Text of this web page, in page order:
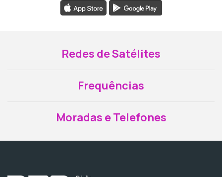
Redes de Satélites
Frequências
Moradas e Telefones